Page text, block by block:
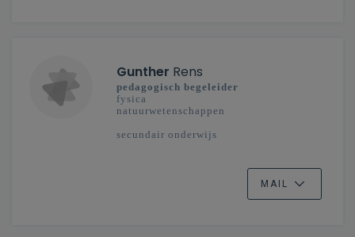
Gunther Rens
pedagogisch begeleider
fysica
natuurwetenschappen
secundair onderwijs
MAIL